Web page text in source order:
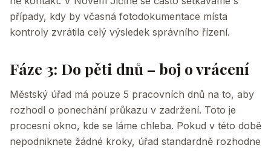
případy, kdy by včasná fotodokumentace místa
kontroly zvrátila celý výsledek správního řízení.
Fáze 3: Do pěti dnů – boj o vrácení
Městský úřad má pouze 5 pracovních dnů na to, aby
rozhodl o ponechání průkazu v zadržení. Toto je
procesní okno, kde se láme chleba. Pokud v této době
nepodniknete žádné kroky, úřad standardně rozhodne